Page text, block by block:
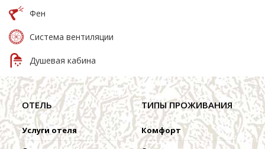
Фен
Система вентиляции
Душевая кабина
ОТЕЛЬ
Услуги отеля
ТИПЫ ПРОЖИВАНИЯ
Комфорт